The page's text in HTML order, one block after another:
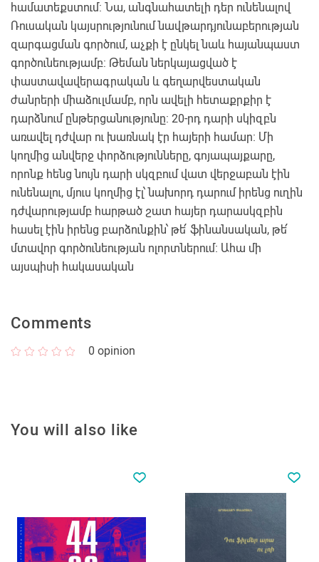
համատեքստում: Նա, անգնահատելի դեր ունենալով
Ռուսական կայսրությունում նավթարդյունաբերության
զարգացման գործում, աչքի է ընկել նաև հայանպաստ
գործունեությամբ: Թեման ներկայացված է
փաստավավերագրական և գեղարվեստական
ժանրերի միաձուլմամբ, որն ավելի հետաքրքիր է
դարձնում ընթերցանությունը: 20-րդ դարի սկիզբն
առավել դժվար ու խառնակ էր հայերի համար։ Մի
կողմից անվերջ փորձությունները, գոյապայքարը,
որոնք հենց նույն դարի սկզբում վատ վերջաբան էին
ունենալու, մյուս կողմից էլ՝ նախորդ դարում իրենց ուղին
դժվարությամբ հարթած շատ հայեր դարասկզբին
հասել էին իրենց բարձունքին՝ թե՛ ֆինանսական, թե՛
մտավոր գործունեության ոլորտներում։ Ահա մի
այսպիսի հակասական
Comments
0 opinion
You will also like